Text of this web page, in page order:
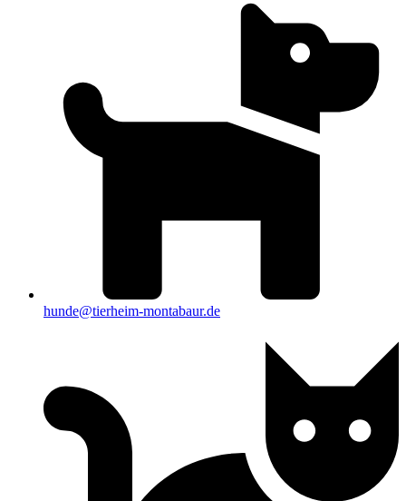
hunde@tierheim-montabaur.de